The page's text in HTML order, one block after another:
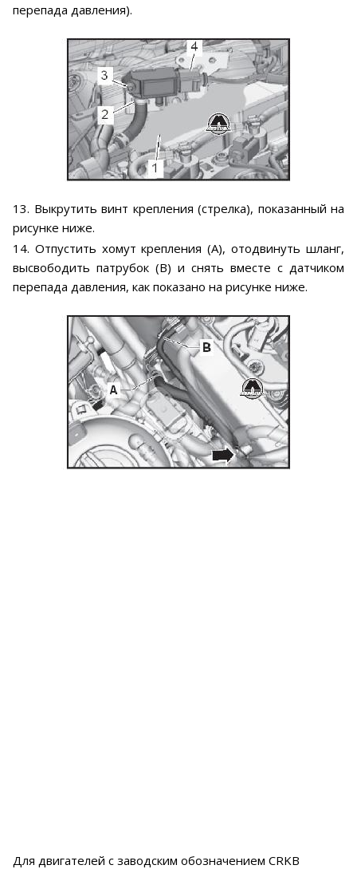
перепада давления).
13. Выкрутить винт крепления (стрелка), показанный на
рисунке ниже.
14. Отпустить хомут крепления (А), отодвинуть шланг,
высвободить патрубок (В) и снять вместе с датчиком
перепада давления, как показано на рисунке ниже.
Для двигателей с заводским обозначением CRKB